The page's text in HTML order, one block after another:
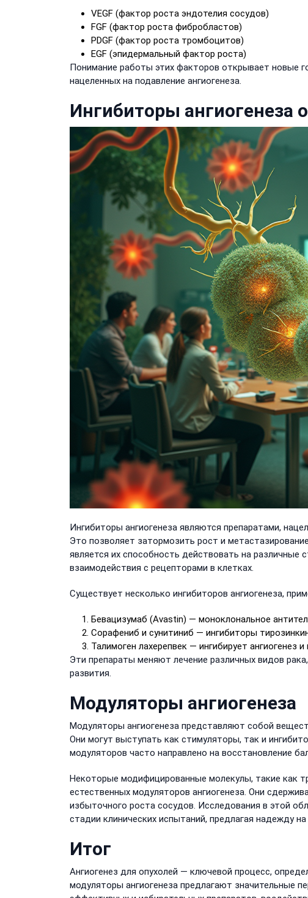
VEGF (фактор роста эндотелия сосудов)
FGF (фактор роста фибробластов)
PDGF (фактор роста тромбоцитов)
EGF (эпидермальный фактор роста)
Понимание работы этих факторов открывает новые
нацеленных на подавление ангиогенеза.
Ингибиторы ангиогенеза
Ингибиторы ангиогенеза являются препаратами,
Это позволяет затормозить рост и
является их способность действовать на различные
взаимодействия с рецепторами в клетках.
Существует несколько ингибиторов ангиогенеза,
Бевацизумаб (Avastin) — моноклональное
Сорафениб и сунитиниб — ингибиторы
Талимоген лахерепвек — ингибирует ангиогенез
Эти препараты меняют лечение различных видов
развития.
Модуляторы ангиогенеза
Модуляторы ангиогенеза представляют собой
Они могут выступать как стимуляторы, так и
модуляторов часто направлено на восстановление
Некоторые модифицированные молекулы, такие как
естественных модуляторов ангиогенеза. Они
избыточного роста сосудов. Исследования в этой
стадии клинических испытаний, предлагая надежду
Итог
Ангиогенез для опухолей — ключевой процесс,
модуляторы ангиогенеза предлагают значительные